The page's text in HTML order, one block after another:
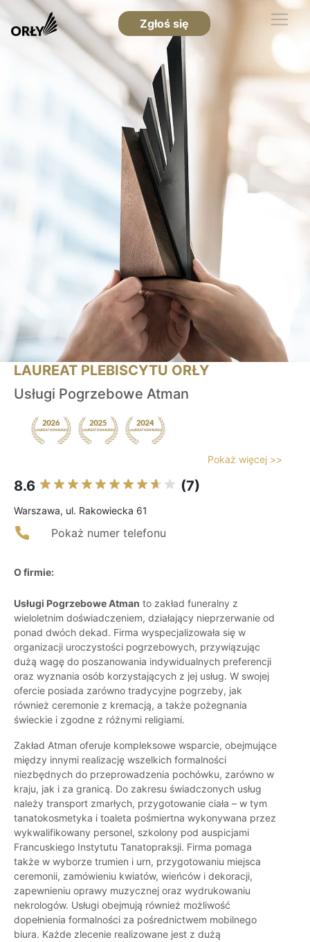
Zgłoś się
LAUREAT PLEBISCYTU ORŁY
Usługi Pogrzebowe Atman
Pokaż więcej >>
8.6 (7)
Warszawa, ul. Rakowiecka 61
Pokaż numer telefonu
O firmie:
Usługi Pogrzebowe Atman to zakład funeralny z
wieloletnim doświadczeniem, działający nieprzerwanie od
ponad dwóch dekad. Firma wyspecjalizowała się w
organizacji uroczystości pogrzebowych, przywiązując
dużą wagę do poszanowania indywidualnych preferencji
oraz wyznania osób korzystających z jej usług. W swojej
ofercie posiada zarówno tradycyjne pogrzeby, jak
również ceremonie z kremacją, a także pożegnania
świeckie i zgodne z różnymi religiami.
Zakład Atman oferuje kompleksowe wsparcie, obejmujące
między innymi realizację wszelkich formalności
niezbędnych do przeprowadzenia pochówku, zarówno w
kraju, jak i za granicą. Do zakresu świadczonych usług
należy transport zmarłych, przygotowanie ciała – w tym
tanatokosmetyka i toaleta pośmiertna wykonywana przez
wykwalifikowany personel, szkolony pod auspicjami
Francuskiego Instytutu Tanatopraksji. Firma pomaga
także w wyborze trumien i urn, przygotowaniu miejsca
ceremonii, zamówieniu kwiatów, wieńców i dekoracji,
zapewnieniu oprawy muzycznej oraz wydrukowaniu
nekrologów. Usługi obejmują również możliwość
dopełnienia formalności za pośrednictwem mobilnego
biura. Każde zlecenie realizowane jest z dużą